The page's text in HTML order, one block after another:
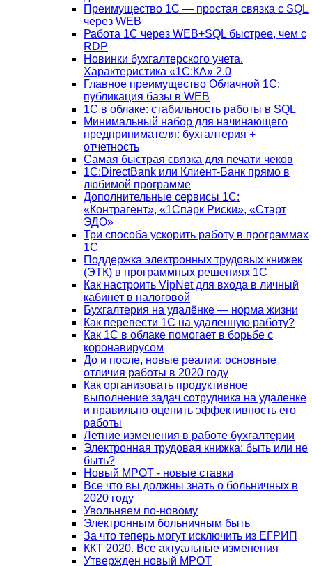
Преимущество 1С — простая связка с SQL
через WEB
Работа 1С через WEB+SQL быстрее, чем с
RDP
Новинки бухгалтерского учета.
Характеристика «1С:КА» 2.0
Главное преимущество Облачной 1С:
публикация базы в WEB
1С в облаке: стабильность работы в SQL
Минимальный набор для начинающего
предпринимателя: бухгалтерия +
отчетность
Самая быстрая связка для печати чеков
1С:DirectBank или Клиент-Банк прямо в
любимой программе
Дополнительные сервисы 1С:
«Контрагент», «1Спарк Риски», «Старт
ЭДО»
Три способа ускорить работу в программах
1С
Поддержка электронных трудовых книжек
(ЭТК) в программных решениях 1С
Как настроить VipNet для входа в личный
кабинет в налоговой
Бухгалтерия на удалёнке — норма жизни
Как перевести 1С на удаленную работу?
Как 1С в облаке помогает в борьбе с
коронавирусом
До и после, новые реалии: основные
отличия работы в 2020 году
Как организовать продуктивное
выполнение задач сотрудника на удаленке
и правильно оценить эффективность его
работы
Летние изменения в работе бухгалтерии
Электронная трудовая книжка: быть или не
быть?
Новый МРОТ - новые ставки
Все что вы должны знать о больничных в
2020 году
Увольняем по-новому
Электронным больничным быть
За что теперь могут исключить из ЕГРИП
ККТ 2020. Все актуальные изменения
Утвержден новый МРОТ